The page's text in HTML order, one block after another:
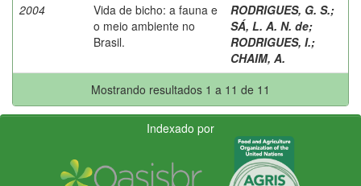
2004
Vida de bicho: a fauna e
o meio ambiente no
Brasil.
RODRIGUES, G. S.;
SÁ, L. A. N. de;
RODRIGUES, I.;
CHAIM, A.
Mostrando resultados 1 a 11 de 11
Indexado por